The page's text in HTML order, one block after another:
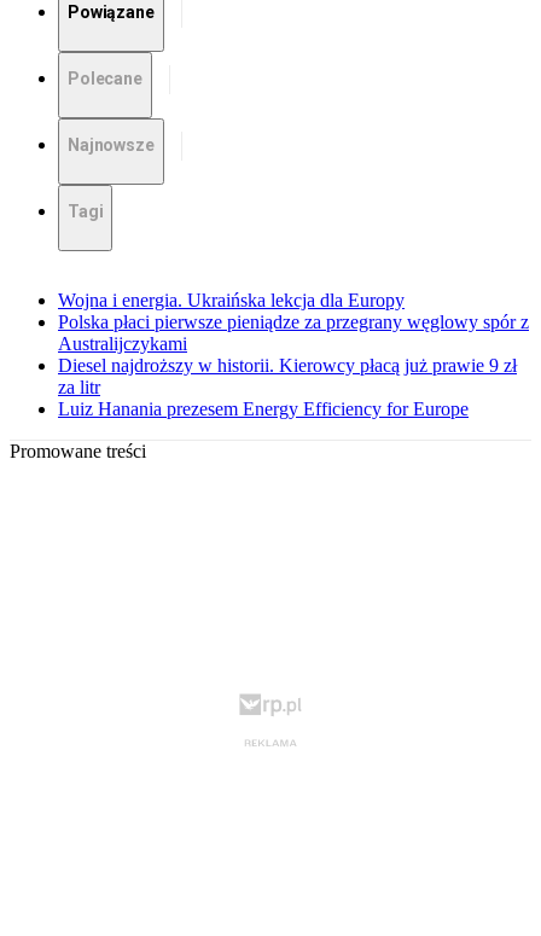
Powiązane
Polecane
Najnowsze
Tagi
Wojna i energia. Ukraińska lekcja dla Europy
Polska płaci pierwsze pieniądze za przegrany węglowy spór z
Australijczykami
Diesel najdroższy w historii. Kierowcy płacą już prawie 9 zł
za litr
Luiz Hanania prezesem Energy Efficiency for Europe
Promowane treści